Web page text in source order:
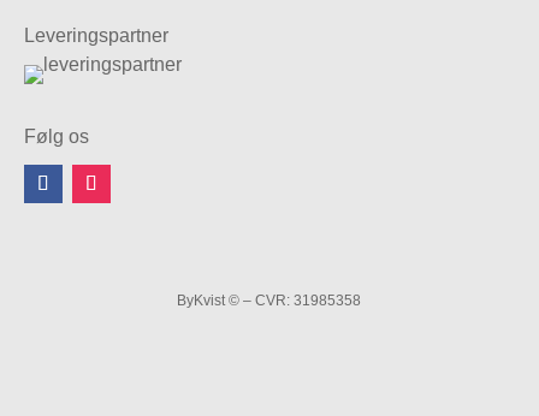
Leveringspartner
Følg os
ByKvist © – CVR: 31985358